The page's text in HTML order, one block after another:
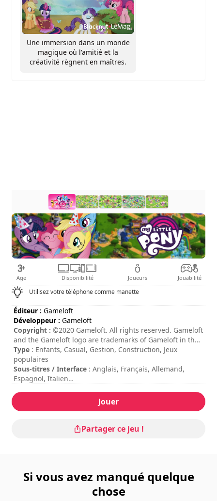
Une immersion dans un monde
magique où l'amitié et la
créativité règnent en maîtres.
Age Disponibilité Joueurs Jouabilité
Utilisez votre téléphone comme manette
Éditeur : Gameloft
Développeur : Gameloft
Copyright : ©2020 Gameloft. All rights reserved. Gameloft
and the Gameloft logo are trademarks of Gameloft in the
U.S. and/or other countries. All other trademarks are the
property of their respective owners.
Type : Enfants, Casual, Gestion, Construction, Jeux
populaires
Sous-titres / Interface : Anglais, Français, Allemand,
Espagnol, Italien
Durée totale
Difficulté
Les commandes sont indiquées dans les options du jeu.
Jouer
Partager ce jeu !
Si vous avez manqué quelque
chose